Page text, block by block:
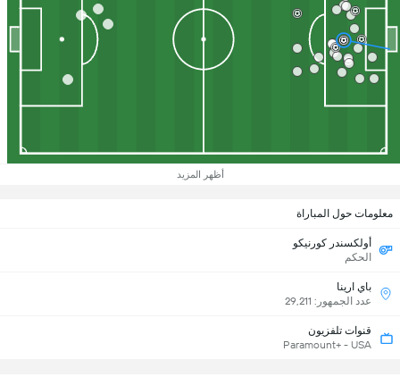
أظهر المزيد
معلومات حول المباراة
أولكسندر كورنيكو
الحكم
باي ارينا
عدد الجمهور: 29,211
قنوات تلفزيون
Paramount+ - USA